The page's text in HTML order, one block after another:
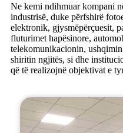
Ne kemi ndihmuar kompani
industrisë, duke përfshirë
elektronik, gjysmëpërçuesit,
fluturimet hapësinore,
telekomunikacionin,
shiritin ngjitës, si dhe
që të realizojnë objektivat e